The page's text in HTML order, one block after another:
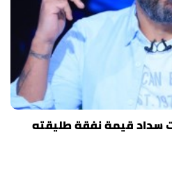
سداد قيمة نفقة طليقته